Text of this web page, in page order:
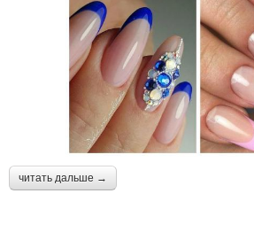
читать дальше →